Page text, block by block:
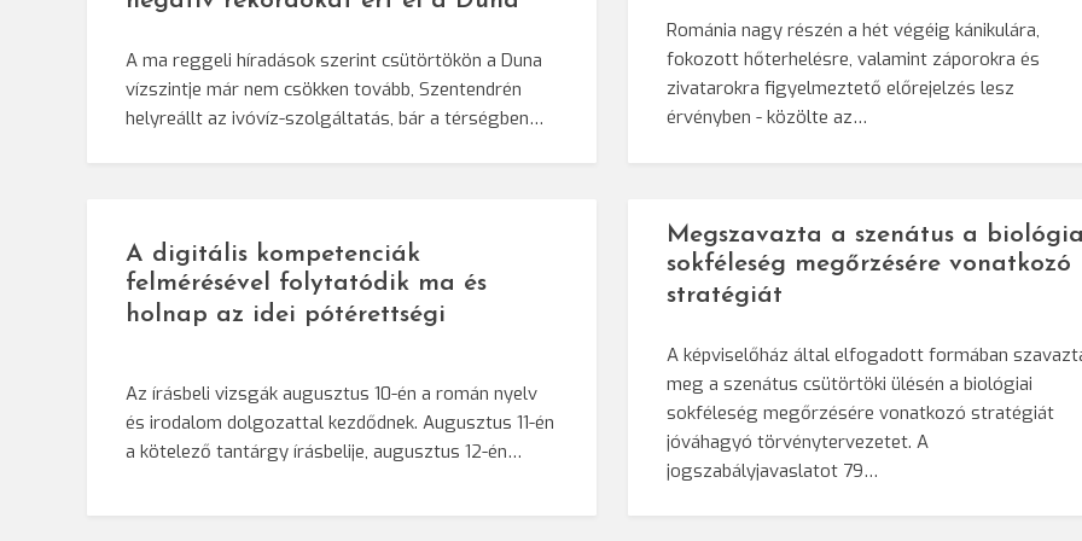
A ma reggeli híradások szerint csütörtökön a Duna
vízszintje már nem csökken tovább, Szentendrén
helyreállt az ivóvíz-szolgáltatás, bár a térségben…
Románia nagy részén a hét végéig kánikulára,
fokozott hőterhelésre, valamint záporokra és
zivatarokra figyelmeztető előrejelzés lesz
érvényben - közölte az…
A digitális kompetenciák
felmérésével folytatódik ma és
holnap az idei pótérettségi
Az írásbeli vizsgák augusztus 10-én a román nyelv
és irodalom dolgozattal kezdődnek. Augusztus 11-én
a kötelező tantárgy írásbelije, augusztus 12-én…
Megszavazta a szenátus a
sokféleség megőrzésére vonatkozó
stratégiát
A képviselőház által elfogadott formában
meg a szenátus csütörtöki ülésén a biológiai
sokféleség megőrzésére vonatkozó stratégiát
jóváhagyó törvénytervezetet. A
jogszabályjavaslatot 79…